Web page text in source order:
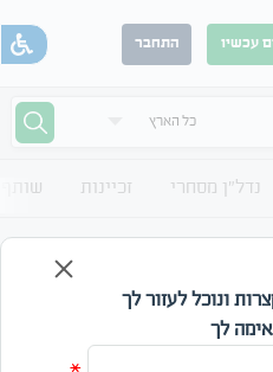
עכשיו התחבר
נדל"ן מסחרי זכיינות
ונוכל לעזור לך
לך